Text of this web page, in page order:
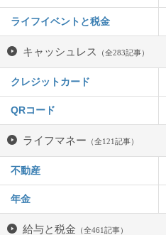
ライフイベントと税金
キャッシュレス （全283記事）
クレジットカード
QRコード
ライフマネー （全121記事）
不動産
年金
給与と税金 （全461記事）